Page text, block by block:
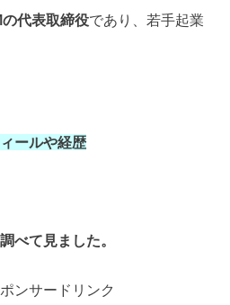
の代表取締役であり、若手起業
ールや経歴
べて見ました。
リンク